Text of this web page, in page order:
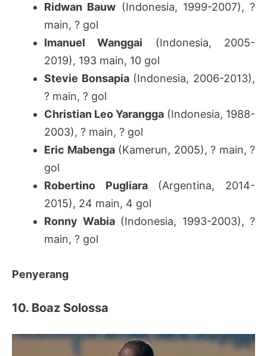
Ridwan Bauw (Indonesia, 1999-2007), ?
main, ? gol
Imanuel Wanggai (Indonesia, 2005-
2019), 193 main, 10 gol
Stevie Bonsapia(Indonesia, 2006-2013),
? main, ? gol
Christian Leo Yarangga (Indonesia, 1988-
2003), ? main, ? gol
Eric Mabenga(Kamerun, 2005), ? main, ?
gol
Robertino Pugliara(Argentina, 2014-
2015), 24 main, 4 gol
Ronny Wabia(Indonesia, 1993-2003), ?
main, ? gol
Penyerang
10. Boaz Solossa